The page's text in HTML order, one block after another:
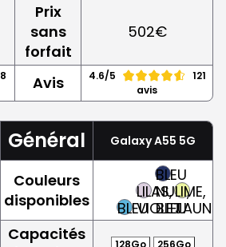
Prix
sans
forfait
502€
8
Avis 4.6/5
121
avis
Général Galaxy A55 5G
Couleurs
disponibles
BLEU
LILAS,
VIOLET
BLEU
NUIT,
BLEU
LIME,
JAUNE
Capacités
128Go 256Go